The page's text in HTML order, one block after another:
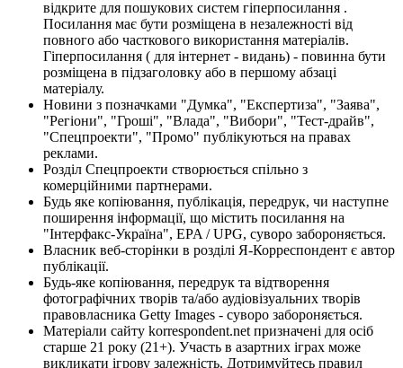
відкрите для пошукових систем гіперпосилання .
Посилання має бути розміщена в незалежності від
повного або часткового використання матеріалів.
Гіперпосилання ( для інтернет - видань) - повинна бути
розміщена в підзаголовку або в першому абзаці
матеріалу.
Новини з позначками "Думка", "Експертиза", "Заява",
"Регіони", "Гроші", "Влада", "Вибори", "Тест-драйв",
"Спецпроекти", "Промо" публікуються на правах
реклами.
Розділ Спецпроекти створюється спільно з
комерційними партнерами.
Будь яке копіювання, публікація, передрук, чи наступне
поширення інформації, що містить посилання на
"Інтерфакс-Україна", EPA / UPG, суворо забороняється.
Власник веб-сторінки в розділі Я-Корреспондент є автор
публікації.
Будь-яке копіювання, передрук та відтворення
фотографічних творів та/або аудіовізуальних творів
правовласника Getty Images - суворо забороняється.
Матеріали сайту korrespondent.net призначені для осіб
старше 21 року (21+). Участь в азартних іграх може
викликати ігрову залежність. Дотримуйтесь правил